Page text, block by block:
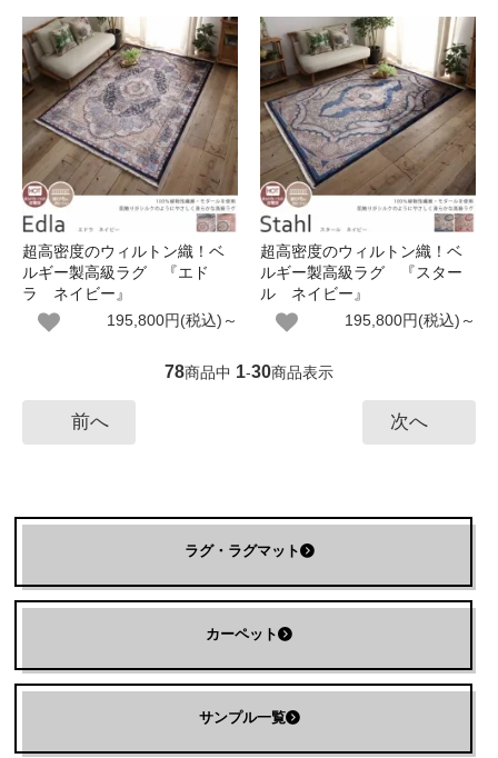
超高密度のウィルトン織！ベ
ルギー製高級ラグ 『エド
ラ ネイビー』
195,800円(税込)～
超高密度のウィルトン織！ベ
ルギー製高級ラグ 『スター
ル ネイビー』
195,800円(税込)～
78商品中 1-30商品表示
前へ 次へ
ラグ・ラグマット
カーペット
サンプル一覧